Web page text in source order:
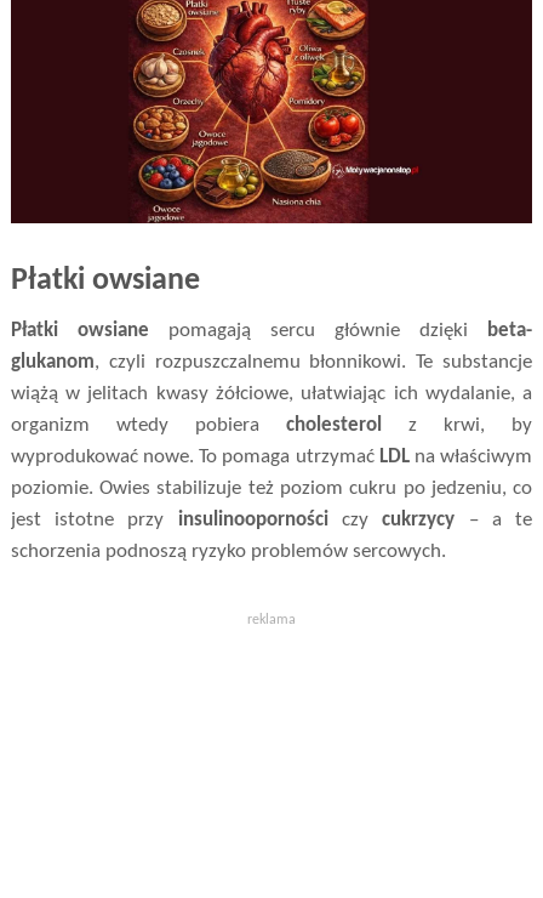
Płatki owsiane
Płatki owsiane pomagają sercu głównie dzięki
beta-
glukanom, czyli rozpuszczalnemu błonnikowi. Te substancje
wiążą w jelitach kwasy żółciowe, ułatwiając ich wydalanie, a
organizm wtedy pobiera cholesterol
z krwi, by
wyprodukować nowe. To pomaga utrzymać LDLna właściwym
poziomie. Owies stabilizuje też poziom cukru po jedzeniu, co
jest istotne przy insulinooporności czycukrzycy – a te
schorzenia podnoszą ryzyko problemów sercowych.
reklama